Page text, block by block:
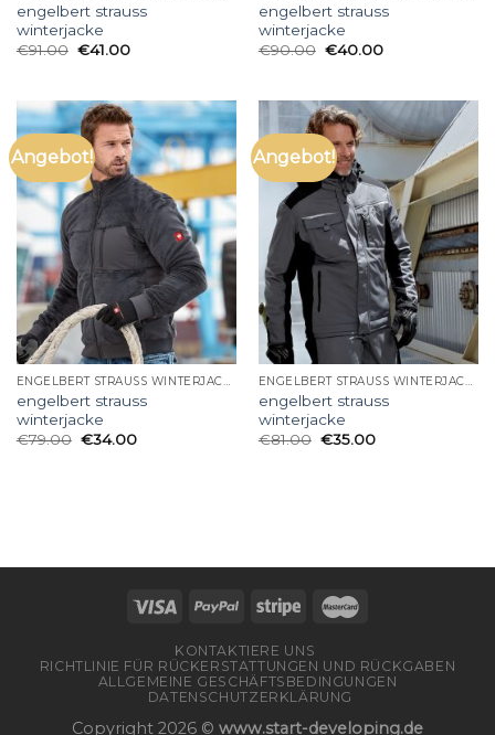
engelbert strauss
winterjacke
€91.00 €41.00
engelbert strauss
winterjacke
€90.00 €40.00
Angebot!
ENGELBERT STRAUSS WINTERJACKE
engelbert strauss
winterjacke
€79.00 €34.00
Angebot!
ENGELBERT STRAUSS WINTERJACKE
engelbert strauss
winterjacke
€81.00 €35.00
KONTAKTIERE UNS
RICHTLINIE FÜR RÜCKERSTATTUNGEN UND RÜCKGABEN
ALLGEMEINE GESCHÄFTSBEDINGUNGEN
DATENSCHUTZERKLÄRUNG
Copyright 2026 © www.start-developing.de